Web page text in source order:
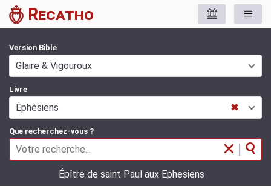
Recatho
Version Bible
Glaire & Vigouroux
Livre
Éphésiens ✖
Que recherchez-vous ?
|
Épître de saint Paul aux Ephesiens